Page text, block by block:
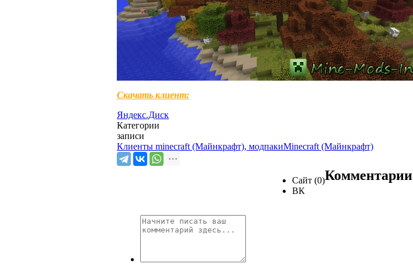
Скачать клиент:
Яндекс.Диск
Категории
записи
Клиенты minecraft (Майнкрафт), модпакиMinecraft (Майнкрафт)
Сайт (0)
ВК
Комментарии